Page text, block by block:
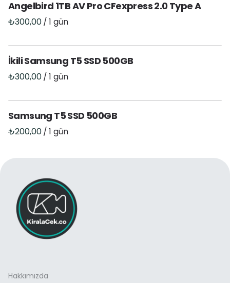
Angelbird 1TB AV Pro CFexpress 2.0 Type A
/
İkili Samsung T5 SSD 500GB
/
Samsung T5 SSD 500GB
/
Hakkımızda